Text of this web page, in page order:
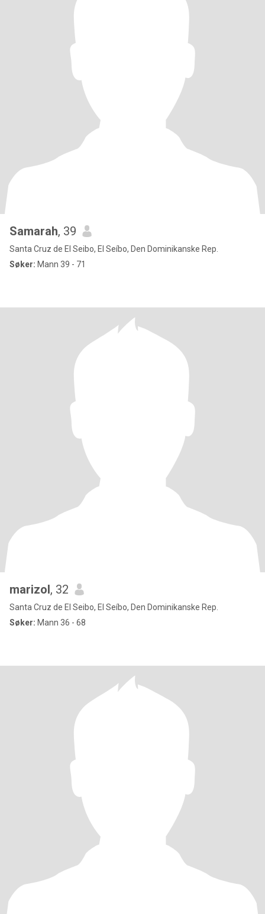
Samarah, 39
Santa Cruz de El Seibo, El Seíbo, Den Dominikanske Rep.
Søker: Mann 39 - 71
marizol, 32
Santa Cruz de El Seibo, El Seíbo, Den Dominikanske Rep.
Søker: Mann 36 - 68